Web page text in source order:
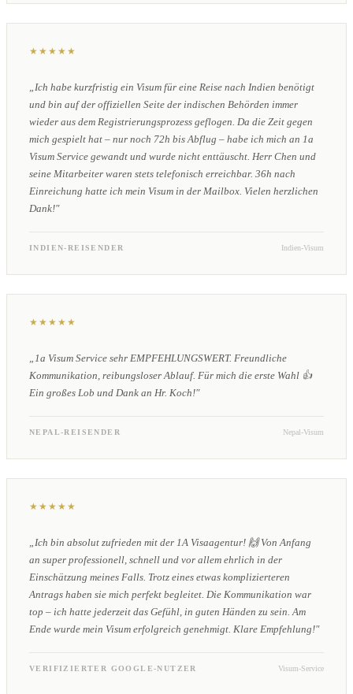
★★★★★
„Ich habe kurzfristig ein Visum für eine Reise nach Indien benötigt
und bin auf der offiziellen Seite der indischen Behörden immer
wieder aus dem Registrierungsprozess geflogen. Da die Zeit gegen
mich gespielt hat – nur noch 72h bis Abflug – habe ich mich an 1a
Visum Service gewandt und wurde nicht enttäuscht. Herr Chen und
seine Mitarbeiter waren stets telefonisch erreichbar. 36h nach
Einreichung hatte ich mein Visum in der Mailbox. Vielen herzlichen
Dank!"
INDIEN-REISENDER Indien-Visum
★★★★★
„1a Visum Service sehr EMPFEHLUNGSWERT. Freundliche
Kommunikation, reibungsloser Ablauf. Für mich die erste Wahl 👍
Ein großes Lob und Dank an Hr. Koch!"
NEPAL-REISENDER Nepal-Visum
★★★★★
„Ich bin absolut zufrieden mit der 1A Visaagentur! 🙌 Von Anfang
an super professionell, schnell und vor allem ehrlich in der
Einschätzung meines Falls. Trotz eines etwas komplizierteren
Antrags haben sie mich perfekt begleitet. Die Kommunikation war
top – ich hatte jederzeit das Gefühl, in guten Händen zu sein. Am
Ende wurde mein Visum erfolgreich genehmigt. Klare Empfehlung!"
VERIFIZIERTER GOOGLE-NUTZER Visum-Service